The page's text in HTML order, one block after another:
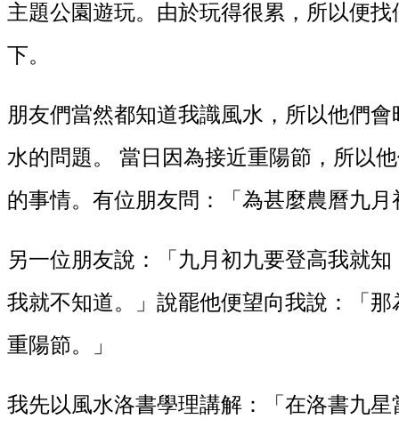
主題公園遊玩。由於玩得很累，所以便
下。
朋友們當然都知道我識風水，所以他們
水的問題。 當日因為接近重陽節，所以
的事情。有位朋友問：「為甚麼農曆九
另一位朋友說：「九月初九要登高我就
我就不知道。」說罷他便望向我說：「
重陽節。」
我先以風水洛書學理講解：「在洛書九